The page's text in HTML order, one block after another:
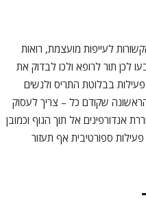
לעייפות מועצמת, רואות
לכן תור לרופא ולכו לבדוק את
בבלוטת התריס ולנשים
שקודם כל – צריך לעסוק
אנדורפינים אל תוך הגוף וכמובן
ספורטיבית אף תעזור